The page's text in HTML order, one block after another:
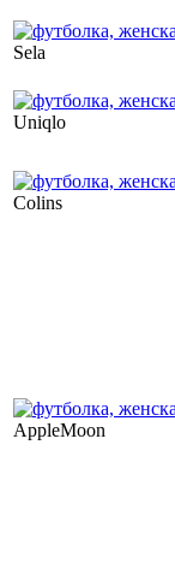
Sela
Uniqlo
Colins
AppleMoon